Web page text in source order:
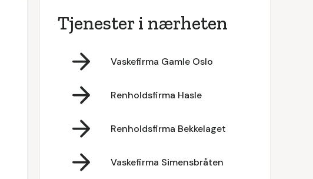
Tjenester i nærheten
Vaskefirma Gamle Oslo
Renholdsfirma Hasle
Renholdsfirma Bekkelaget
Vaskefirma Simensbråten